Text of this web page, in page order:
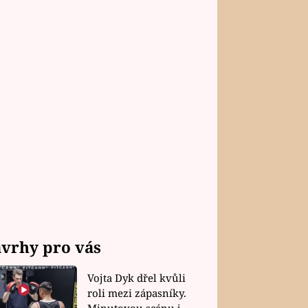
pro vás
Vojta Dyk dřel kvůli
roli mezi zápasníky.